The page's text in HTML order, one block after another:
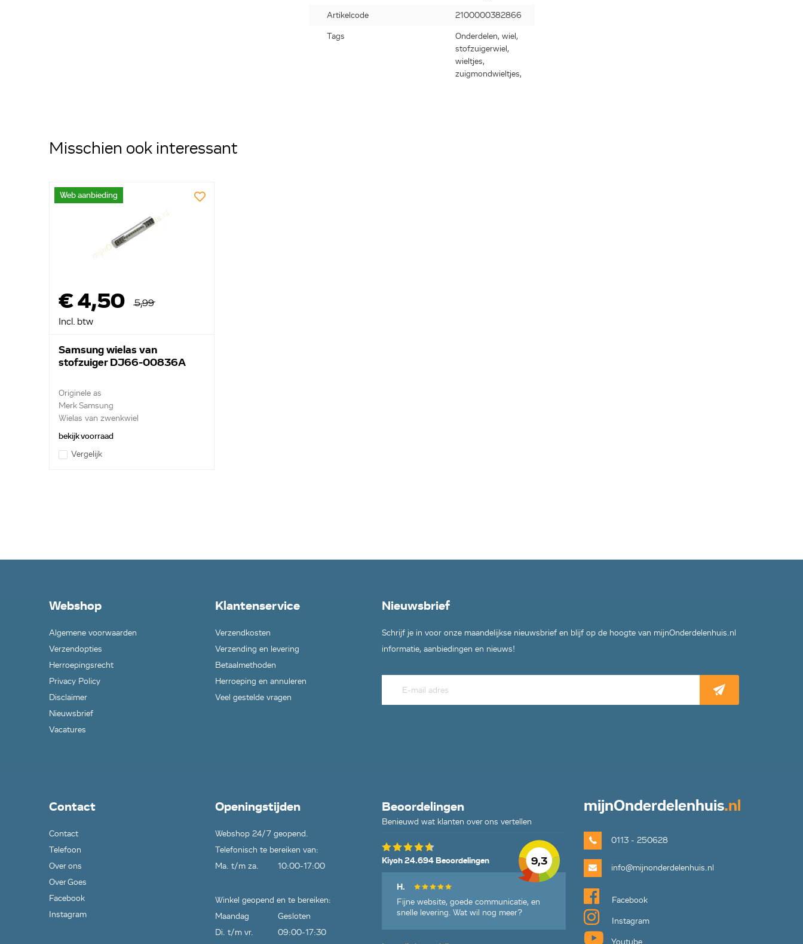
Artikelcode 2100000382866
Tags
Onderdelen, wiel,
stofzuigerwiel,
wieltjes,
zuigmondwieltjes,
Misschien ook interessant
Web aanbieding
€ 4,50
5,99
Incl. btw
Samsung wielas van
stofzuiger DJ66-00836A
Originele as
Merk Samsung
Wielas van zwenkwiel
bekijk voorraad
Vergelijk
Webshop
Algemene voorwaarden
Verzendopties
Herroepingsrecht
Privacy Policy
Disclaimer
Nieuwsbrief
Vacatures
Klantenservice
Verzendkosten
Verzending en levering
Betaalmethoden
Herroeping en annuleren
Veel gestelde vragen
Nieuwsbrief
Schrijf je in voor onze maandelijkse nieuwsbrief en blijf op de hoogte van mijnOnderdelenhuis.nl
informatie, aanbiedingen en nieuws!
Contact
Contact
Telefoon
Over ons
Over Goes
Facebook
Instagram
Openingstijden
Webshop 24/7 geopend.
Telefonisch te bereiken van:
Ma. t/m za.
10:00-17:00
Winkel geopend en te bereiken:
Maandag
Gesloten
Di. t/m vr.
09:00-17:30
Beoordelingen
Benieuwd wat klanten over ons vertellen
9,3
Kiyoh 24.694 Beoordelingen
H.
Fijne website, goede communicatie, en
snelle levering. Wat wil nog meer?
mijnOnderdelenhuis.nl
0113 - 250628
info@mijnonderdelenhuis.nl
Facebook
Instagram
Youtube